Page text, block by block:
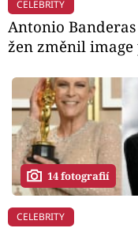
CELEBRITY
Antonio
žen změnil
14 fotografií
CELEBRITY